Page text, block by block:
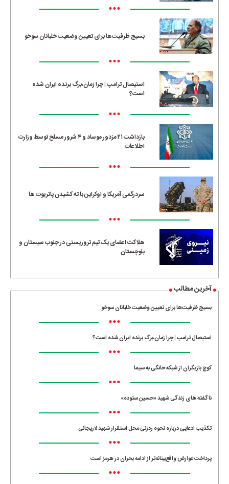
•••
بسیج ظرفیت‌ها برای تعیین وضعیت خلبانان سوخو
•••
استیصال ترامپ | چرا زمان،برگ برنده ایران شده
است؟
•••
بازداشت ۲۱ مزدور موساد و ۴ شرور مسلح توسط وزارت
اطلاعات
•••
سردرگمی آمریکا و اوکراین با ته کشیدن پاتریوت ها
•••
هلاکت اعضای یک تیم تروریستی در جنوب سیستان و
بلوچستان
آخرین مطالب
بسیج ظرفیت‌ها برای تعیین وضعیت خلبانان سوخو
•••
استیصال ترامپ | چرا زمان،برگ برنده ایران شده است؟
•••
کوچ بازیگران از شبکه خانگی به سیما
•••
ناگفته های زندگی شهید «حسین ستوده»
•••
تکذیب ادعایی درباره نحوه ردزنی محل استقرار شهید لاریجانی
•••
پرداخت عوارض واقع‌بینانه‌تر از ادامه بحران در هرمز است
•••